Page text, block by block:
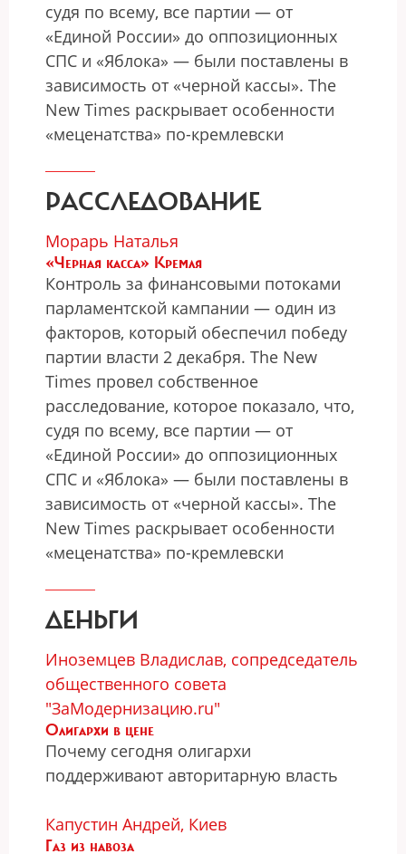
судя по всему, все партии — от
«Единой России» до оппозиционных
СПС и «Яблока» — были поставлены в
зависимость от «черной кассы». The
New Times раскрывает особенности
«меценатства» по-кремлевски
РАССЛЕДОВАНИЕ
Морарь Наталья
«Черная касса» Кремля
Контроль за финансовыми потоками
парламентской кампании — один из
факторов, который обеспечил победу
партии власти 2 декабря. The New
Times провел собственное
расследование, которое показало, что,
судя по всему, все партии — от
«Единой России» до оппозиционных
СПС и «Яблока» — были поставлены в
зависимость от «черной кассы». The
New Times раскрывает особенности
«меценатства» по-кремлевски
ДЕНЬГИ
Иноземцев Владислав, сопредседатель
общественного совета
"ЗаМодернизацию.ru"
Олигархи в цене
Почему сегодня олигархи
поддерживают авторитарную власть
Капустин Андрей, Киев
Газ из навоза